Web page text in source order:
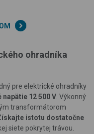
ohradníka
pre elektrické ohradníky
napätie 12 500 V . Výkonný
transformátorom
istotu dostatočne
siete pokrytej trávou.